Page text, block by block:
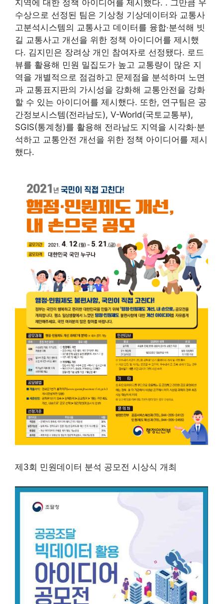
지역에 대한 정책 아이디어를 제시했다. . 그만큼 우
수상으로 선정된 팀은 기상청 기상데이터와 교통사
고분석시스템의 교통사고 데이터를 융합·분석해 빗
길 교통사고 개선을 위한 정책 아이디어를 제시했
다. 김지민은 장려상 개인 참여자로 선정됐다. 로드
뷰를 활용해 민원 밀집도가 높고 교통량이 많은 지
역을 개별적으로 점검하고 문제점을 분석하며 노면
과 교통표지판의 가시성을 강화해 교통안전을 강화
할 수 있는 아이디어를 제시했다. 또한, 연구팀은 공
간정보시스템(전라남도), V-World(국토교통부),
SGIS(통계청)를 활용해 전라남도 지역을 시각화·분
석하고 교통안전 개선을 위한 정책 아이디어를 제시
했다.
제3회 민원데이터 분석 공모전 시상식 개최